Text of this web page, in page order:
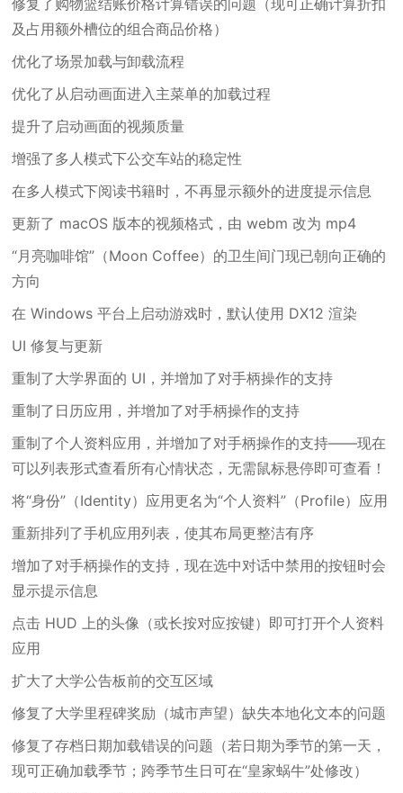
修复了购物篮结账价格计算错误的问题（现可正确计算折扣
及占用额外槽位的组合商品价格）
优化了场景加载与卸载流程
优化了从启动画面进入主菜单的加载过程
提升了启动画面的视频质量
增强了多人模式下公交车站的稳定性
在多人模式下阅读书籍时，不再显示额外的进度提示信息
更新了 macOS 版本的视频格式，由 webm 改为 mp4
“月亮咖啡馆”（Moon Coffee）的卫生间门现已朝向正确的
方向
在 Windows 平台上启动游戏时，默认使用 DX12 渲染
UI 修复与更新
重制了大学界面的 UI，并增加了对手柄操作的支持
重制了日历应用，并增加了对手柄操作的支持
重制了个人资料应用，并增加了对手柄操作的支持——现在
可以列表形式查看所有心情状态，无需鼠标悬停即可查看！
将“身份”（Identity）应用更名为“个人资料”（Profile）应用
重新排列了手机应用列表，使其布局更整洁有序
增加了对手柄操作的支持，现在选中对话中禁用的按钮时会
显示提示信息
点击 HUD 上的头像（或长按对应按键）即可打开个人资料
应用
扩大了大学公告板前的交互区域
修复了大学里程碑奖励（城市声望）缺失本地化文本的问题
修复了存档日期加载错误的问题（若日期为季节的第一天，
现可正确加载季节；跨季节生日可在“皇家蜗牛”处修改）